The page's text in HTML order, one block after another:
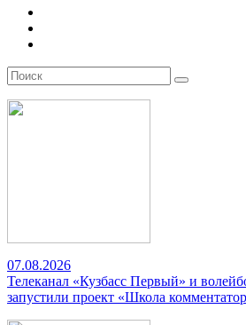
07.08.2026
Телеканал «Кузбасс Первый» и
запустили проект «Школа